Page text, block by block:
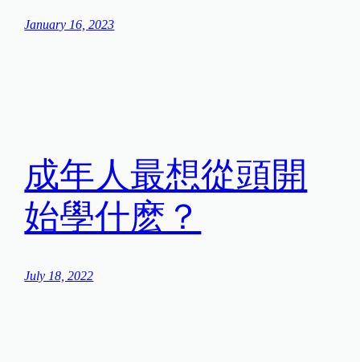
January 16, 2023
成年人最想從頭開
始學什麽？
July 18, 2022